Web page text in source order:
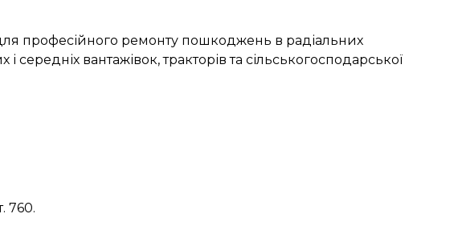
професійного ремонту пошкоджень в радіальних
вантажівок, тракторів та сільськогосподарської
760.